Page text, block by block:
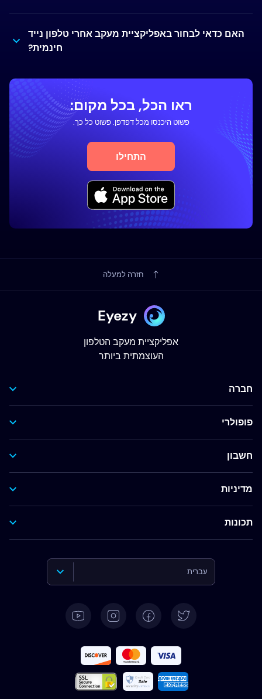
האם כדאי לבחור באפליקציית מעקב אחרי טלפון נייד
חינמית?
ראו הכל, בכל מקום:
פשוט היכנסו מכל דפדפן. פשוט כל כך.
התחילו
חזרה למעלה
Eyezy
אפליקציית מעקב הטלפון
העוצמתית ביותר
חברה
פופולרי
חשבון
מדיניות
תכונות
עברית
Deutsch
Español
Français